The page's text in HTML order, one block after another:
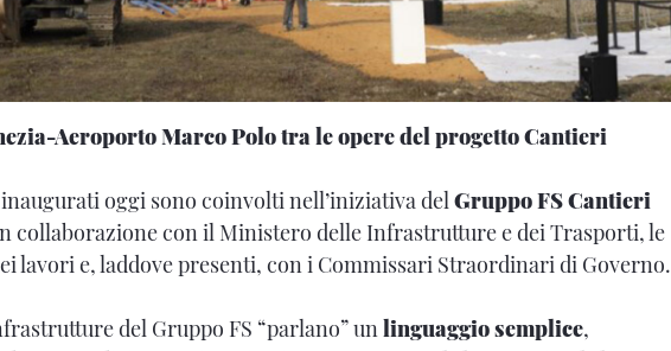
Aeroporto Marco Polo tra le opere del progetto Cantieri
oggi sono coinvolti nell’iniziativa delGruppo FS Cantieri
collaborazione con il Ministero delle Infrastrutture e dei Trasporti, le
lavori e, laddove presenti, con i Commissari Straordinari di Governo.
del Gruppo FS “parlano” unlinguaggio semplice,